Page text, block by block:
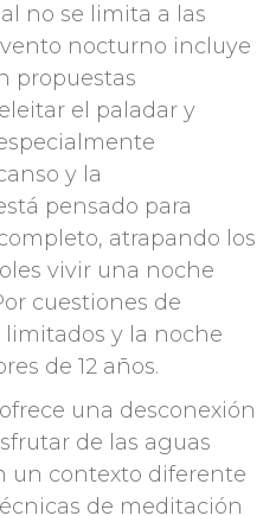
no se limita a las
nocturno incluye
propuestas
el paladar y
y la
pensado para
atrapando los
vivir una noche
cuestiones de
limitados y la noche
de 12 años.
una desconexión
de las aguas
un contexto diferente
de meditación